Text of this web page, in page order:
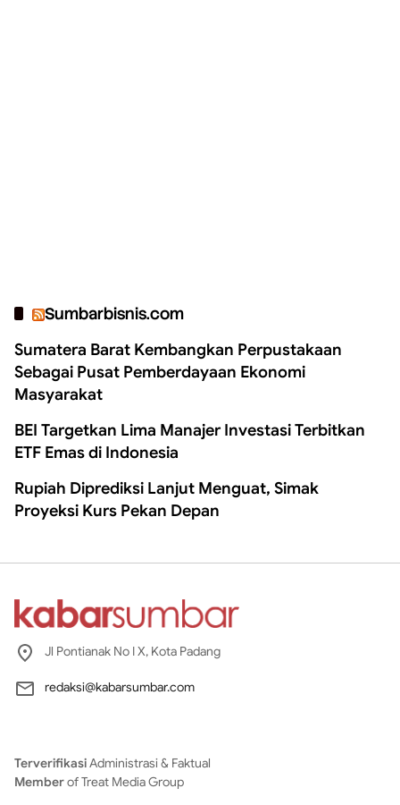
Sumbarbisnis.com
Sumatera Barat Kembangkan Perpustakaan
Sebagai Pusat Pemberdayaan Ekonomi
Masyarakat
BEI Targetkan Lima Manajer Investasi Terbitkan
ETF Emas di Indonesia
Rupiah Diprediksi Lanjut Menguat, Simak
Proyeksi Kurs Pekan Depan
Jl Pontianak No I X, Kota Padang
redaksi@kabarsumbar.com
TerverifikasiAdministrasi & Faktual
Memberof Treat Media Group